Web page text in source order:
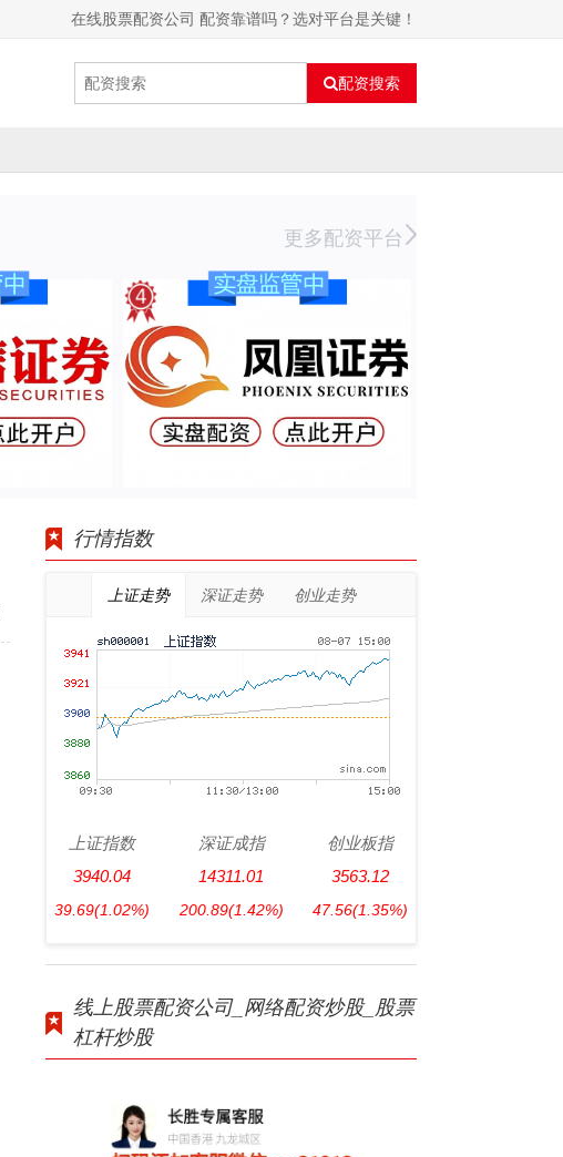
在线股票配资公司 配资靠谱吗？选对平台是关键！
配资搜索
更多配资平台
行情指数
上证走势 深证走势 创业走势
上证指数
3940.04
39.69(1.02%)
深证成指
14311.01
200.89(1.42%)
创业板指
3563.12
47.56(1.35%)
线上股票配资公司_网络配资炒股_股票
杠杆炒股